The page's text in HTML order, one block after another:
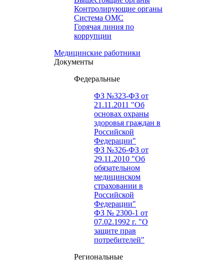
Контролирующие органы
Система ОМС
Горячая линия по
коррупции
Медицинские работники
Документы
Федеральные
ФЗ №323-ФЗ от
21.11.2011 "Об
основах охраны
здоровья граждан в
Российской
Федерации"
ФЗ №326-ФЗ от
29.11.2010 "Об
обязательном
медицинском
страховании в
Российской
Федерации"
ФЗ № 2300-1 от
07.02.1992 г. "О
защите прав
потребителей"
Региональные